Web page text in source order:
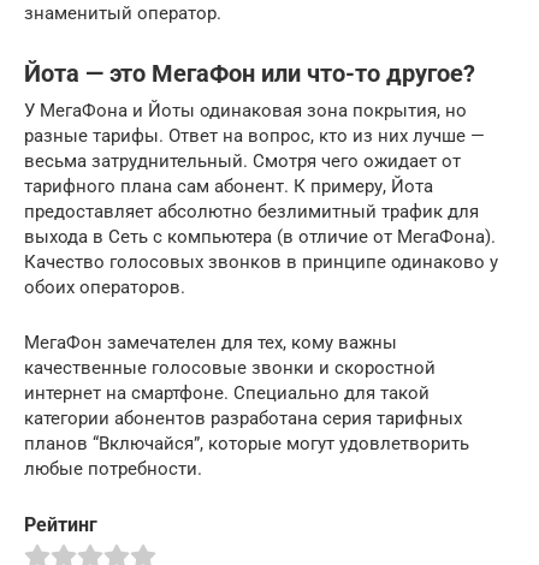
знаменитый оператор.
Йота — это МегаФон или что-то другое?
У МегаФона и Йоты одинаковая зона покрытия, но
разные тарифы. Ответ на вопрос, кто из них лучше —
весьма затруднительный. Смотря чего ожидает от
тарифного плана сам абонент. К примеру, Йота
предоставляет абсолютно безлимитный трафик для
выхода в Сеть с компьютера (в отличие от МегаФона).
Качество голосовых звонков в принципе одинаково у
обоих операторов.
МегаФон замечателен для тех, кому важны
качественные голосовые звонки и скоростной
интернет на смартфоне. Специально для такой
категории абонентов разработана серия тарифных
планов “Включайся”, которые могут удовлетворить
любые потребности.
Рейтинг